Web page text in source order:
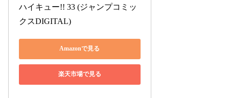
ハイキュー!! 33 (ジャンプコミッ
クスDIGITAL)
Amazonで見る
楽天市場で見る